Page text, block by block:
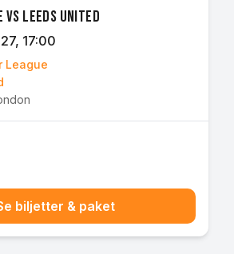
Leeds United
, 17:00
League
biljetter & paket